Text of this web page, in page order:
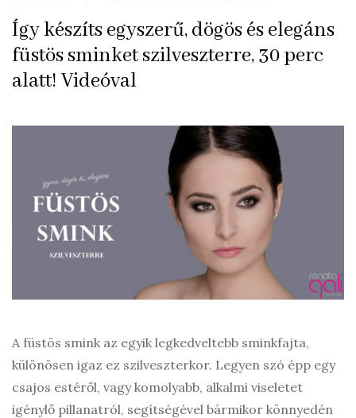
Így készíts egyszerű, dögös és elegáns
füstös sminket szilveszterre, 30 perc
alatt! Videóval
A füstös smink az egyik legkedveltebb sminkfajta,
különösen igaz ez szilveszterkor. Legyen szó épp egy
csajos estéről, vagy komolyabb, alkalmi viseletet
igénylő pillanatról, segítségével bármikor könnyedén